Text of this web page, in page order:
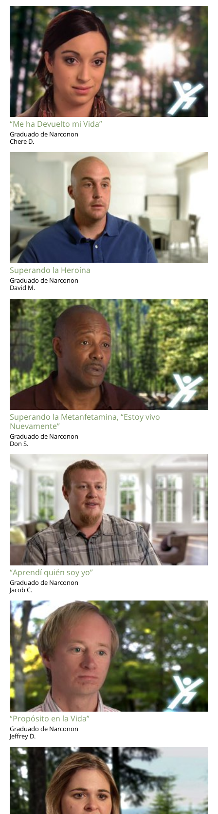
“Me ha Devuelto mi Vida”
Graduado de Narconon
Chere D.
Superando la Heroína
Graduado de Narconon
David M.
Superando la Metanfetamina, “Estoy vivo
Nuevamente”
Graduado de Narconon
Don S.
“Aprendí quién soy yo”
Graduado de Narconon
Jacob C.
“Propósito en la Vida”
Graduado de Narconon
Jeffrey D.